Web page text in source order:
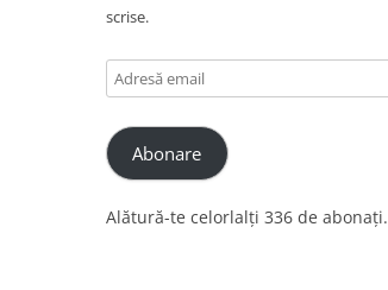
scrise.
Adresă
email
Abonare
Alătură-te celorlalți 336 de abonați.